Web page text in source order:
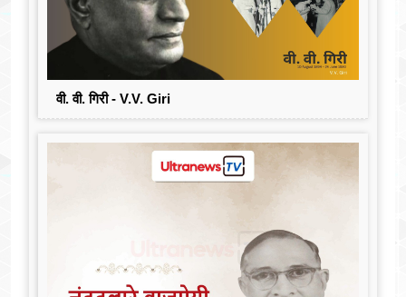
वी. वी. गिरी - V.V. Giri